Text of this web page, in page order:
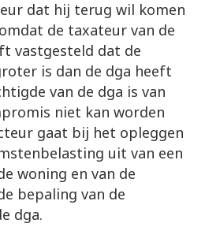
dat hij terug wil komen
de taxateur van de
vastgesteld dat de
is dan de dga heeft
van de dga is van
niet kan worden
gaat bij het opleggen
uit van een
woning en van de
bepaling van de
dga.